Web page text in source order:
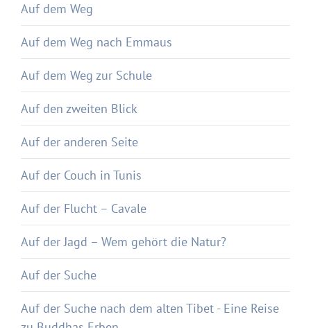
Auf dem Weg
Auf dem Weg nach Emmaus
Auf dem Weg zur Schule
Auf den zweiten Blick
Auf der anderen Seite
Auf der Couch in Tunis
Auf der Flucht – Cavale
Auf der Jagd – Wem gehört die Natur?
Auf der Suche
Auf der Suche nach dem alten Tibet - Eine Reise